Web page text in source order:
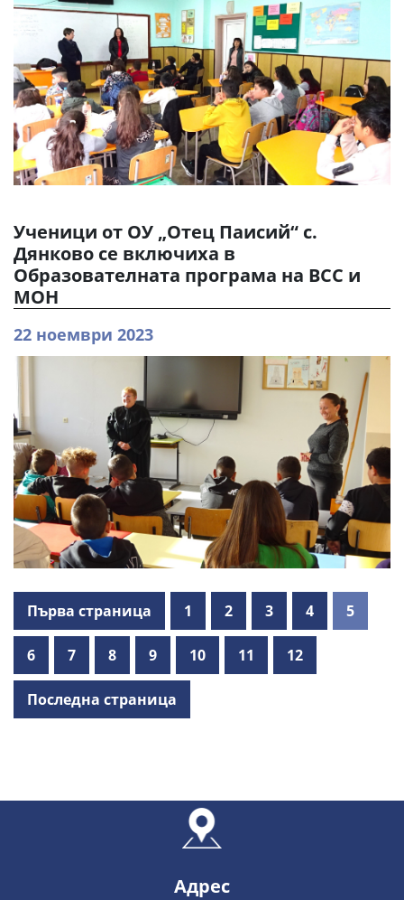
Ученици от ОУ „Отец Паисий“ с.
Дянково се включиха в
Образователната програма на ВСС и
МОН
22 ноември 2023
Първа страница 1 2 3 4 5
6 7 8 9 10 11 12
Последна страница
Адрес